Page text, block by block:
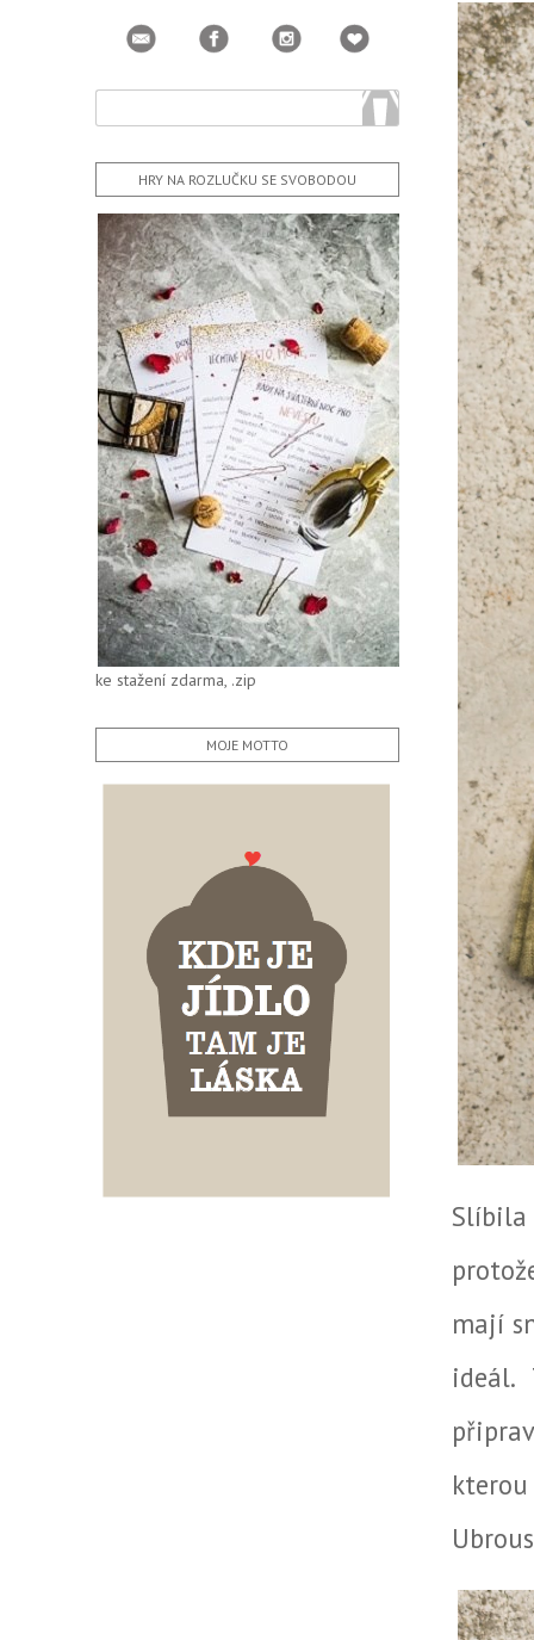
Slíbila
mají
ideál.
HRY NA ROZLUČKU SE SVOBODOU
ke stažení zdarma, .zip
MOJE MOTTO